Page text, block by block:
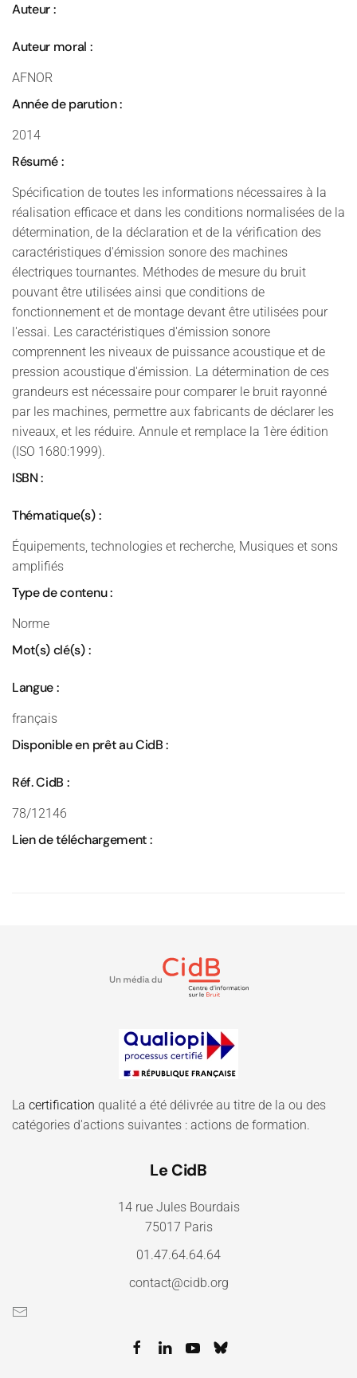
Auteur :
Auteur moral :
AFNOR
Année de parution :
2014
Résumé :
Spécification de toutes les informations nécessaires à la
réalisation efficace et dans les conditions normalisées de la
détermination, de la déclaration et de la vérification des
caractéristiques d'émission sonore des machines
électriques tournantes. Méthodes de mesure du bruit
pouvant être utilisées ainsi que conditions de
fonctionnement et de montage devant être utilisées pour
l'essai. Les caractéristiques d'émission sonore
comprennent les niveaux de puissance acoustique et de
pression acoustique d'émission. La détermination de ces
grandeurs est nécessaire pour comparer le bruit rayonné
par les machines, permettre aux fabricants de déclarer les
niveaux, et les réduire. Annule et remplace la 1ère édition
(ISO 1680:1999).
ISBN :
Thématique(s) :
Équipements, technologies et recherche, Musiques et sons
amplifiés
Type de contenu :
Norme
Mot(s) clé(s) :
Langue :
français
Disponible en prêt au CidB :
Réf. CidB :
78/12146
Lien de téléchargement :
La certification qualité a été délivrée au titre de la ou des
catégories d'actions suivantes : actions de formation.
Le CidB
14 rue Jules Bourdais
75017 Paris
01.47.64.64.64
contact@cidb.org